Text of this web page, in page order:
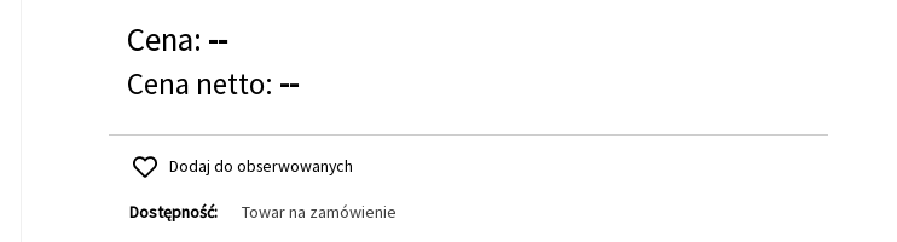
Cena: --
Cena netto: --
Dodaj do obserwowanych
Dostępność: Towar na zamówienie